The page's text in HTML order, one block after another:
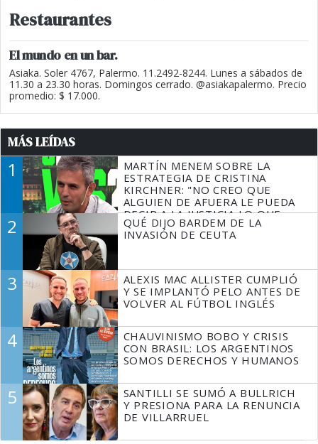
Restaurantes
El mundo en un bar.
Asiaka. Soler 4767, Palermo. 11.2492-8244. Lunes a sábados de
11.30 a 23.30 horas. Domingos cerrado. @asiakapalermo. Precio
promedio: $ 17.000.
MÁS LEÍDAS
1
MARTÍN MENEM SOBRE LA
ESTRATEGIA DE CRISTINA
KIRCHNER: "NO CREO QUE
ALGUIEN DE AFUERA LE PUEDA
DECIR A LA JUSTICIA LO QUE
TIENE QUE HACER"
2
QUÉ DIJO BARDEM DE LA
INVASIÓN DE CEUTA
3
ALEXIS MAC ALLISTER CUMPLIÓ
Y SE IMPLANTÓ PELO ANTES DE
VOLVER AL FÚTBOL INGLÉS
4
CHAUVINISMO BOBO Y CRISIS
CON BRASIL: LOS ARGENTINOS
SOMOS DERECHOS Y HUMANOS
5
SANTILLI SE SUMÓ A BULLRICH
Y PRESIONA PARA LA RENUNCIA
DE VILLARRUEL